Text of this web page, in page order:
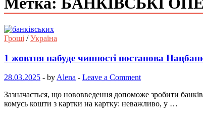
Гроші /Україна
1 жовтня набуде чинності постанова
28.03.2025 - by Alena - Leave a Comment
Зазначається, що нововведення допоможе зробити
комусь кошти з картки на картку: неважливо, у …